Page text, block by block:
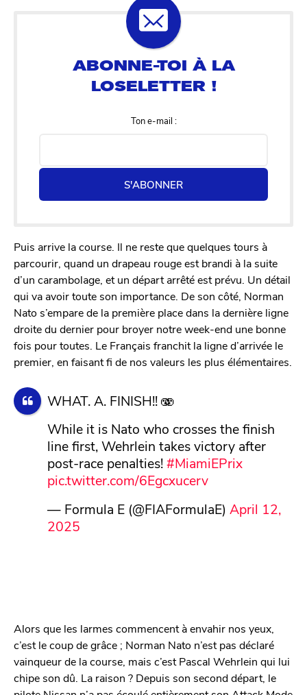
Ton e-mail :
S'ABONNER
Puis arrive la course. Il ne reste que quelques tours à
parcourir, quand un drapeau rouge est brandi à la suite
d’un carambolage, et un départ arrêté est prévu. Un détail
qui va avoir toute son importance. De son côté, Norman
Nato s’empare de la première place dans la dernière ligne
droite du dernier pour broyer notre week-end une bonne
fois pour toutes. Le Français franchit la ligne d’arrivée le
premier, en faisant fi de nos valeurs les plus élémentaires.
WHAT. A. FINISH!! 🫨
While it is Nato who crosses the finish
line first, Wehrlein takes victory after
post-race penalties!#MiamiEPrix
pic.twitter.com/6Egcxucerv
— Formula E (@FIAFormulaE) April 12,
2025
Alors que les larmes commencent à envahir nos yeux,
c’est le coup de grâce ; Norman Nato n’est pas déclaré
vainqueur de la course, mais c’est Pascal Wehrlein qui lui
chipe son dû. La raison ? Depuis son second départ, le